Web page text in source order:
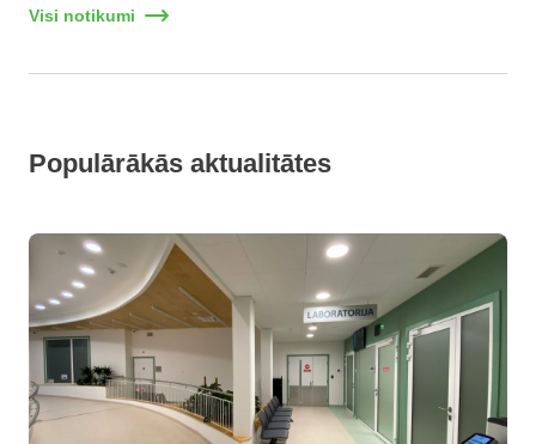
Visi notikumi
Populārākās aktualitātes